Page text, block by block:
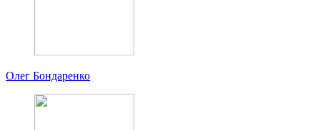
Олег Бондаренко